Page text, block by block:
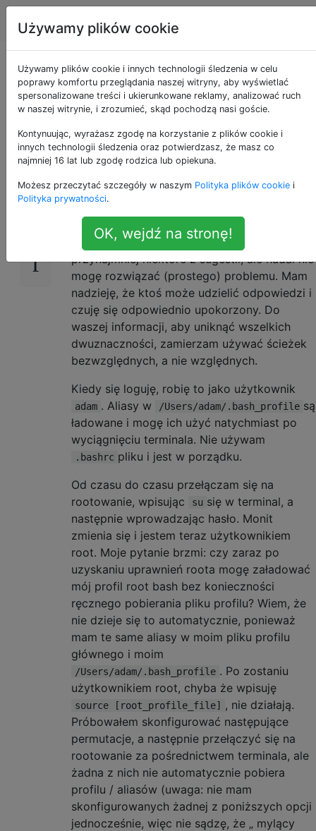
Apple Tagi
pozyskiwanie profilu
bash dla
użytkowników root
17
Z góry przepraszam, jeśli to pytanie zirytuje
zadawano je na różne sposoby. Zapewniam,
że przeczytałem archiwa i wypróbowałem
przynajmniej niektóre z sugestii, ale nadal nie
mogę rozwiązać (prostego) problemu. Mam
nadzieję, że ktoś może udzielić odpowiedzi i
czuję się odpowiednio upokorzony. Do
waszej informacji, aby uniknąć wszelkich
dwuznaczności, zamierzam używać ścieżek
bezwzględnych, a nie względnych.
Kiedy się loguję, robię to jako użytkownik
adam . Aliasy w /Users/adam/.bash_profile są
ładowane i mogę ich użyć natychmiast po
wyciągnięciu terminala. Nie używam
.bashrc pliku i jest w porządku.
Od czasu do czasu przełączam się na
rootowanie, wpisując
su się w terminal, a
następnie wprowadzając hasło. Monit
zmienia się i jestem teraz użytkownikiem
root. Moje pytanie brzmi: czy zaraz po
uzyskaniu uprawnień roota mogę załadować
mój profil root bash bez konieczności
ręcznego pobierania pliku profilu? Wiem, że
nie dzieje się to automatycznie, ponieważ
mam te same aliasy w moim pliku profilu
głównego i moim
/Users/adam/.bash_profile . Po zostaniu
użytkownikiem root, chyba że wpisuję
source [root_profile_file] , nie działają.
Próbowałem skonfigurować następujące
permutacje, a następnie przełączyć się na
rootowanie za pośrednictwem terminala, ale
żadna z nich nie automatycznie pobiera
profilu / aliasów (uwaga: nie mam
skonfigurowanych żadnej z poniższych opcji
jednocześnie, więc nie sądzę, że „ mylący
Używamy plików cookie
Używamy plików cookie i innych technologii śledzenia w celu
poprawy komfortu przeglądania naszej witryny, aby wyświetlać
spersonalizowane treści i ukierunkowane reklamy, analizować ruch
w naszej witrynie, i zrozumieć, skąd pochodzą nasi goście.
Kontynuując, wyrażasz zgodę na korzystanie z plików cookie i
innych technologii śledzenia oraz potwierdzasz, że masz co
najmniej 16 lat lub zgodę rodzica lub opiekuna.
Możesz przeczytać szczegóły w naszym Polityka plików cookie i
Polityka prywatności.
OK, wejdź na stronę!